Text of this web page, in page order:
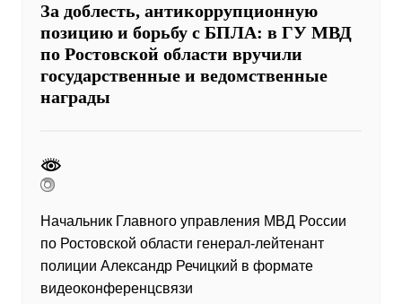
За доблесть, антикоррупционную
позицию и борьбу с БПЛА: в ГУ МВД
по Ростовской области вручили
государственные и ведомственные
награды
Начальник Главного управления МВД России
по Ростовской области генерал-лейтенант
полиции Александр Речицкий в формате
видеоконференцсвязи